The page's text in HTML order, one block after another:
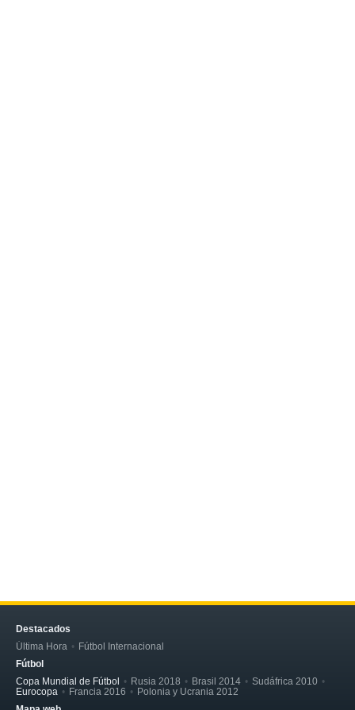
Destacados
Última Hora
Fútbol Internacional
Fútbol
Copa Mundial de Fútbol
Rusia 2018 Brasil 2014
Sudáfrica 2010
Eurocopa
Francia 2016
Polonia y Ucrania 2012